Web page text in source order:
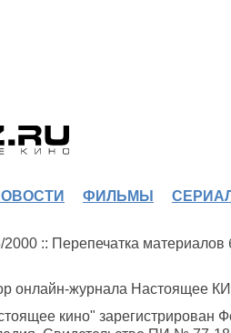
ФИЛЬМЫ
2000 :: Перепечатка
онлайн-журнала Настоящее
кино" зарегистрирован